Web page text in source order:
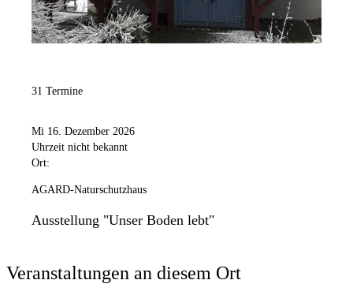
31 Termine
Mi 16. Dezember 2026
Uhrzeit nicht bekannt
Ort:
AGARD-Naturschutzhaus
Ausstellung "Unser Boden lebt"
Veranstaltungen an diesem Ort